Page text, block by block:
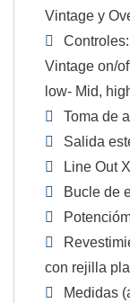
Vintage y
Vintage on/
low- Mid,
Toma de
Salida
Line Out
Bucle de
con rejilla
Medidas